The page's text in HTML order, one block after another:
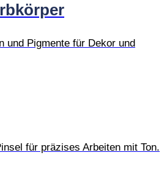
und Pigmente für Dekor und
für präzises Arbeiten mit Ton.